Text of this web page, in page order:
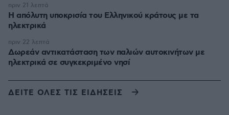
Η απόλυτη υποκρισία του Ελληνικού κράτους με τα
ηλεκτρικά
πριν 21 λεπτά
Δωρεάν αντικατάσταση των παλιών αυτοκινήτων με
ηλεκτρικά σε συγκεκριμένο νησί
πριν 22 λεπτά
ΔΕΙΤΕ ΟΛΕΣ ΤΙΣ ΕΙΔΗΣΕΙΣ